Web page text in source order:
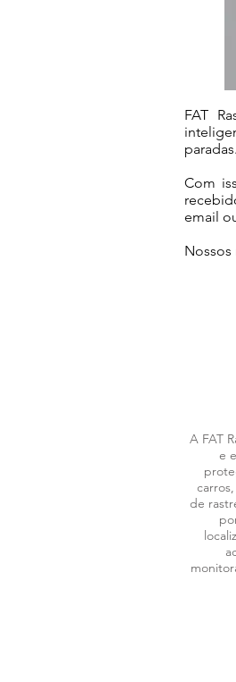
FAT
paradas.
Com
email
A FAT
e
de